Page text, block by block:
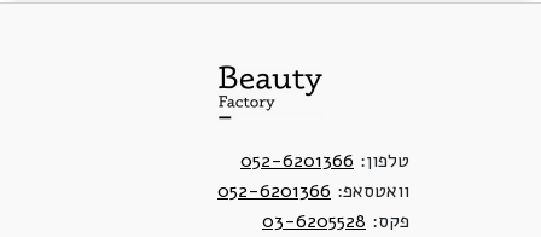
טלפון: 052-6201366
וואטסאפ: 052-6201366
פקס: 03-6205528